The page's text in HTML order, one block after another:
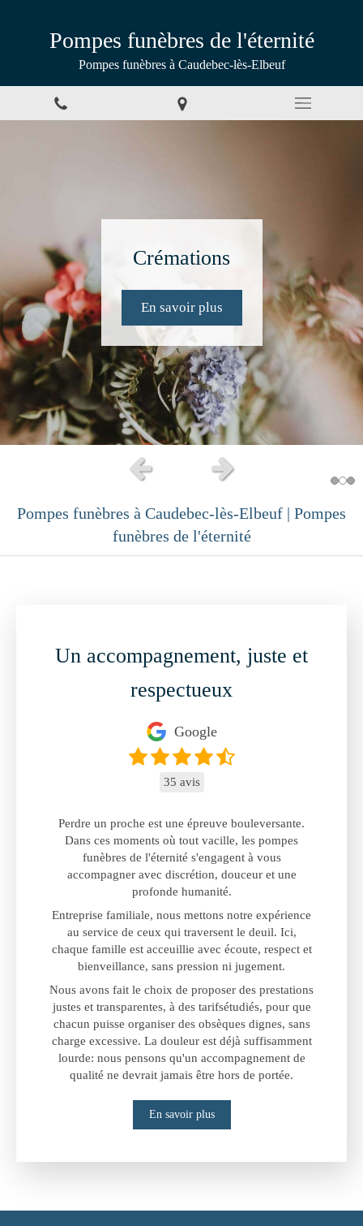
Pompes funèbres de l'éternité
Pompes funèbres à Caudebec-lès-Elbeuf
Inhumations
En savoir plus
Crémations
En savoir plus
Marbrerie
En savoir plus
Slide précédent Slide suivant
Pompes funèbres à Caudebec-lès-Elbeuf | Pompes
funèbres de l'éternité
Un accompagnement, juste et
respectueux
Google
35 avis
Perdre un proche est une épreuve bouleversante.
Dans ces moments où tout vacille, les pompes
funèbres de l'éternité s'engagent à vous
accompagner avec discrétion, douceur et une
profonde humanité.
Entreprise familiale, nous mettons notre expérience
au service de ceux qui traversent le deuil. Ici,
chaque famille est acceuillie avec écoute, respect et
bienveillance, sans pression ni jugement.
Nous avons fait le choix de proposer des prestations
justes et transparentes, à des tarifsétudiés, pour que
chacun puisse organiser des obsèques dignes, sans
charge excessive. La douleur est déjà suffisamment
lourde: nous pensons qu'un accompagnement de
qualité ne devrait jamais être hors de portée.
En savoir plus